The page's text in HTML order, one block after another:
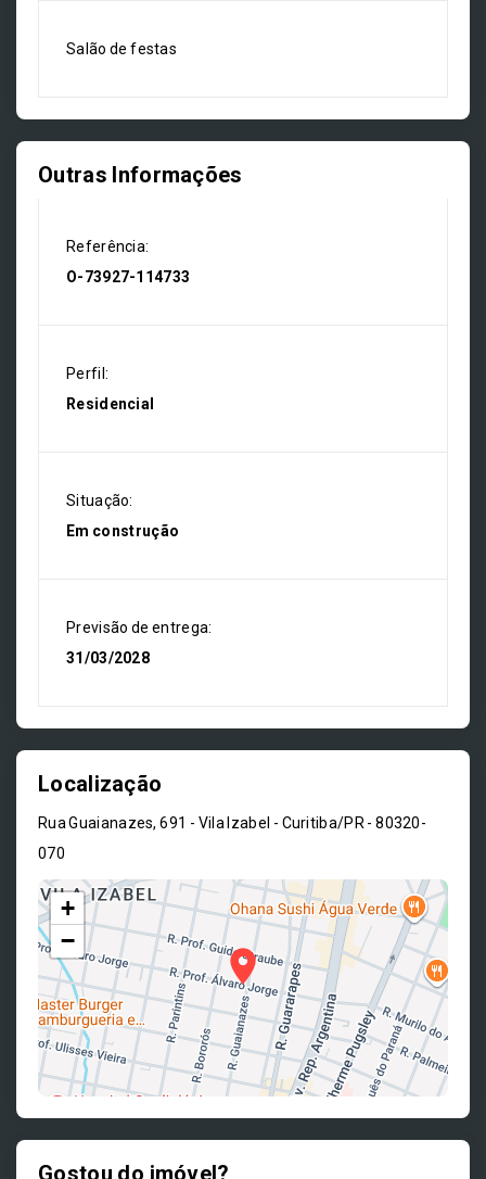
Salão de festas
Outras Informações
Referência:
O-73927-114733
Perfil:
Residencial
Situação:
Em construção
Previsão de entrega:
31/03/2028
Localização
Rua Guaianazes, 691 - Vila Izabel - Curitiba/PR - 80320-
070
+
−
Gostou do imóvel?